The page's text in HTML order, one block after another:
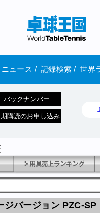
ニュース / 記録検索 / 世界
バックナンバー
購読のお申し込み
ジバージョン PZC-SP